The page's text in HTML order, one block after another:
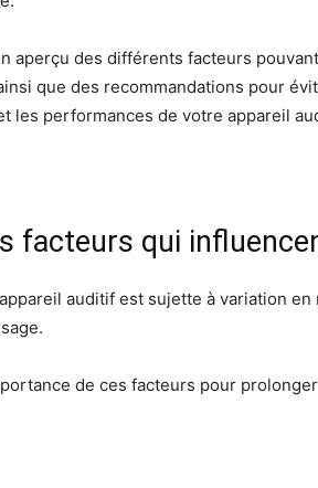
aperçu des différents facteurs
que des recommandations pour
les performances de votre appareil
facteurs qui
auditif est sujette à variation
de ces facteurs pour